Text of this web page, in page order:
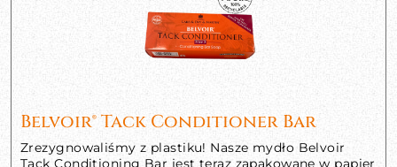
Belvoir® Tack Conditioner Bar
Zrezygnowaliśmy z plastiku! Nasze mydło Belvoir
Tack Conditioning Bar jest teraz zapakowane w papier